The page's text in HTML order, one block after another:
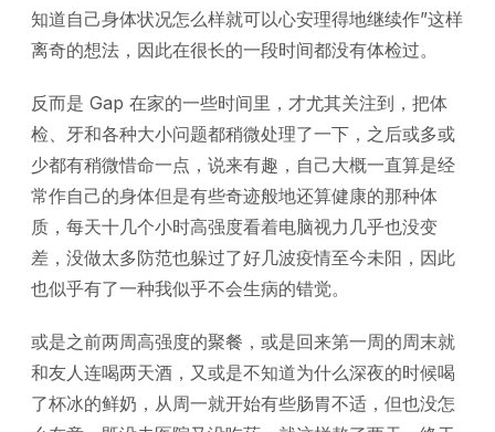
知道自己身体状况怎么样就可以心安理得地继续作”这样
离奇的想法，因此在很长的一段时间都没有体检过。
反而是 Gap 在家的一些时间里，才尤其关注到，把体
检、牙和各种大小问题都稍微处理了一下，之后或多或
少都有稍微惜命一点，说来有趣，自己大概一直算是经
常作自己的身体但是有些奇迹般地还算健康的那种体
质，每天十几个小时高强度看着电脑视力几乎也没变
差，没做太多防范也躲过了好几波疫情至今未阳，因此
也似乎有了一种我似乎不会生病的错觉。
或是之前两周高强度的聚餐，或是回来第一周的周末就
和友人连喝两天酒，又或是不知道为什么深夜的时候喝
了杯冰的鲜奶，从周一就开始有些肠胃不适，但也没怎